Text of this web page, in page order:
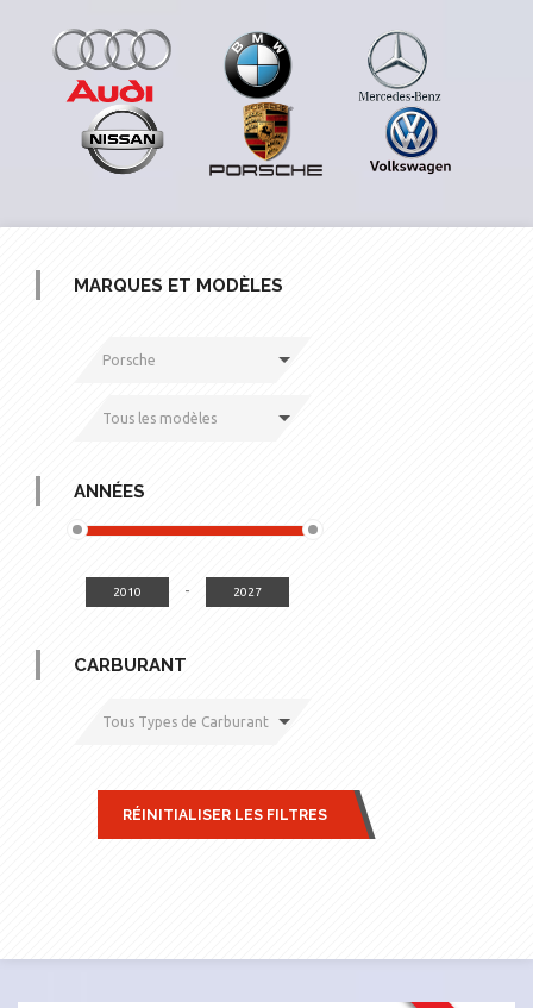
MARQUES ET MODÈLES
Porsche
Tous les modèles
ANNÉES
-
CARBURANT
Tous Types de Carburant
RÉINITIALISER LES FILTRES